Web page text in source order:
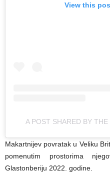
View this
A POST SHARED BY
Makartnijev povratak u Veliku
pomenutim prostorima
Glastonberiju 2022. godine.